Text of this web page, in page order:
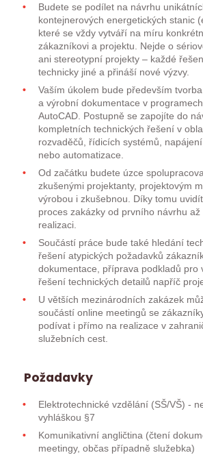
Budete se podílet na návrhu
kontejnerových energetických stanic
které se vždy vytváří na míru
zákazníkovi a projektu. Nejde o
ani stereotypní projekty – každé
technicky jiné a přináší nové výzvy.
Vaším úkolem bude především
a výrobní dokumentace v
AutoCAD. Postupně se zapojíte do
kompletních technických řešení v
rozvaděčů, řídicích systémů,
nebo automatizace.
Od začátku budete úzce
zkušenými projektanty, projektovým
výrobou i zkušebnou. Díky tomu
proces zakázky od prvního návrhu
realizaci.
Součástí práce bude také hledání
řešení atypických požadavků
dokumentace, příprava podkladů pro
řešení technických detailů napříč
U větších mezinárodních zakázek
součástí online meetingů se
podívat i přímo na realizace v
služebních cest.
Požadavky
Elektrotechnické vzdělání (SŠ/VŠ) -
vyhláškou §7
Komunikativní angličtina (čtení
meetingy, občas případně služebka)